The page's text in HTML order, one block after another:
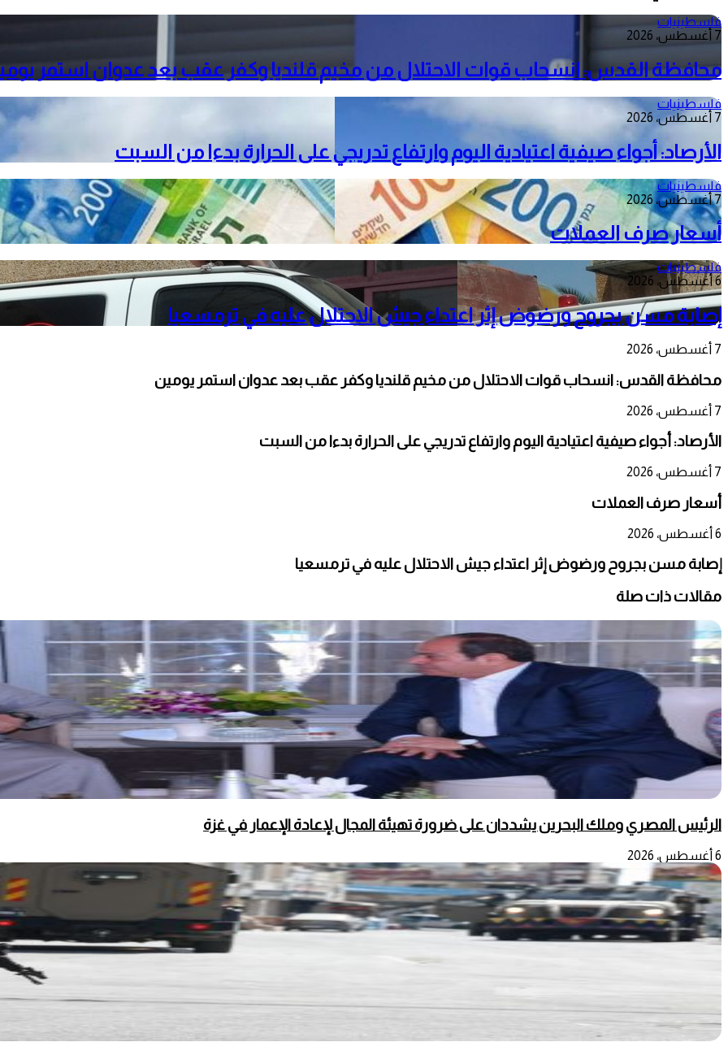
فلسطينيات
7 أغسطس، 2026
محافظة القدس: انسحاب قوات الاحتلال من مخيم قلنديا وكفر عقب بعد عدوان استمر
فلسطينيات
7 أغسطس، 2026
الأرصاد: أجواء صيفية اعتيادية اليوم وارتفاع تدريجي على الحرارة بدءا من السبت
فلسطينيات
7 أغسطس، 2026
أسعار صرف العملات
فلسطينيات
6 أغسطس، 2026
إصابة مسن بجروح ورضوض إثر اعتداء جيش الاحتلال عليه في ترمسعيا
7 أغسطس، 2026
محافظة القدس: انسحاب قوات الاحتلال من مخيم قلنديا وكفر عقب بعد عدوان استمر يومين
7 أغسطس، 2026
الأرصاد: أجواء صيفية اعتيادية اليوم وارتفاع تدريجي على الحرارة بدءا من السبت
7 أغسطس، 2026
أسعار صرف العملات
6 أغسطس، 2026
إصابة مسن بجروح ورضوض إثر اعتداء جيش الاحتلال عليه في ترمسعيا
مقالات ذات صلة
الرئيس المصري وملك البحرين يشددان على ضرورة تهيئة المجال لإعادة الإعمار في غزة
6 أغسطس، 2026